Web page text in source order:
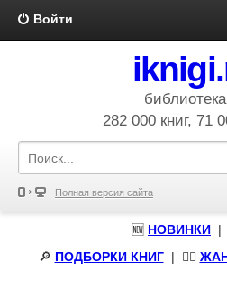
Войти
282 000 книг, 71
Полная версия сайта
🆕 НОВИНКИ |
🔎 ПОДБОРКИ КНИГ| 🧝‍♀️